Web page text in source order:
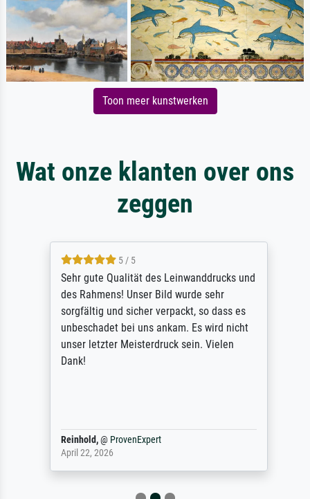
Toon meer kunstwerken
Wat onze klanten over ons
zeggen
5 / 5
Sehr gute Qualität des Leinwanddrucks und
des Rahmens! Unser Bild wurde sehr
sorgfältig und sicher verpackt, so dass es
unbeschadet bei uns ankam. Es wird nicht
unser letzter Meisterdruck sein. Vielen
Dank!
Reinhold,@ProvenExpert
April 22, 2026